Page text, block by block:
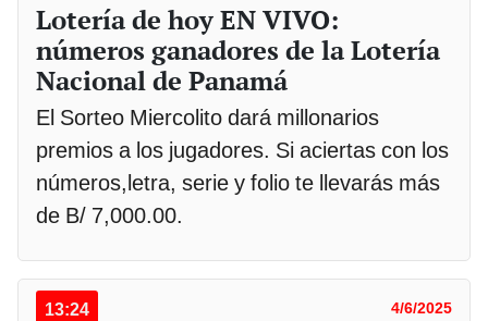
Lotería de hoy EN VIVO:
números ganadores de la Lotería
Nacional de Panamá
El Sorteo Miercolito dará millonarios
premios a los jugadores. Si aciertas con los
números,letra, serie y folio te llevarás más
de B/ 7,000.00.
13:24 4/6/2025